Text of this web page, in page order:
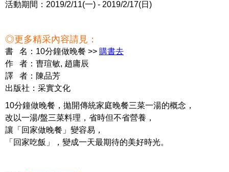
活動期間：2019/2/11(一) - 2019/2/17(日)
◎更多精采內容請見：
書 名：10分鐘做晚餐 >> 購書去
作 者：曺瑄敏, 趙庸辰
譯 者：陳品芳
出版社：采實文化
10分鐘做晚餐，拋開傳統家庭晚餐三菜一湯的概念，
改以一湯/盤三菜料理，省時但不省營養，
讓「回家做晚餐」變容易，
「回家吃飯」，變成一天最期待的美好時光。